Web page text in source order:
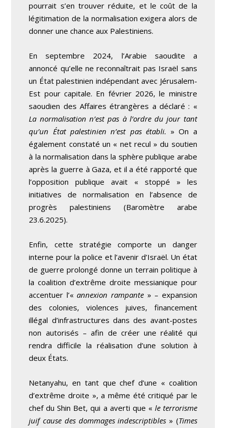
pourrait s’en trouver réduite, et le coût de la
légitimation de la normalisation exigera alors de
donner une chance aux Palestiniens.
En septembre 2024, l’Arabie saoudite a
annoncé qu’elle ne reconnaîtrait pas Israël sans
un État palestinien indépendant avec Jérusalem-
Est pour capitale. En février 2026, le ministre
saoudien des Affaires étrangères a déclaré : «
La normalisation n’est pas à l’ordre du jour tant
qu’un État palestinien n’est pas établi. » On a
également constaté un « net recul » du soutien
à la normalisation dans la sphère publique arabe
après la guerre à Gaza, et il a été rapporté que
l’opposition publique avait « stoppé » les
initiatives de normalisation en l’absence de
progrès palestiniens (Baromètre arabe
23.6.2025).
Enfin, cette stratégie comporte un danger
interne pour la police et l’avenir d’Israël. Un état
de guerre prolongé donne un terrain politique à
la coalition d’extrême droite messianique pour
accentuer l’«annexion rampante » – expansion
des colonies, violences juives, financement
illégal d’infrastructures dans des avant-postes
non autorisés – afin de créer une réalité qui
rendra difficile la réalisation d’une solution à
deux États.
Netanyahu, en tant que chef d’une « coalition
d’extrême droite », a même été critiqué par le
chef du Shin Bet, qui a averti que « le terrorisme
juif cause des dommages indescriptibles » (Times